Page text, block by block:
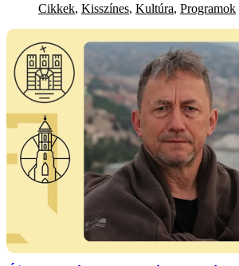
Cikkek, Kisszínes, Kultúra, Programok